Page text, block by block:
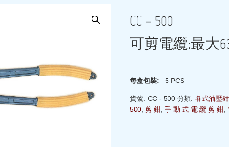
CC – 500
可剪電纜:最大
每盒包裝: 5 PCS
貨號: CC - 500 分類: 各式油壓鉗
500 剪 鉗 手 動 式 電 纜 剪 鉗